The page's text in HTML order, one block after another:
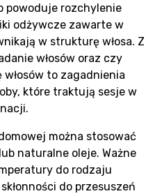
powoduje rozchylenie
odżywcze zawarte w
w strukturę włosa. Z
włosów oraz czy
włosów to zagadnienia
które traktują sesje w
można stosować
naturalne oleje. Ważne
do rodzaju
do przesuszeń